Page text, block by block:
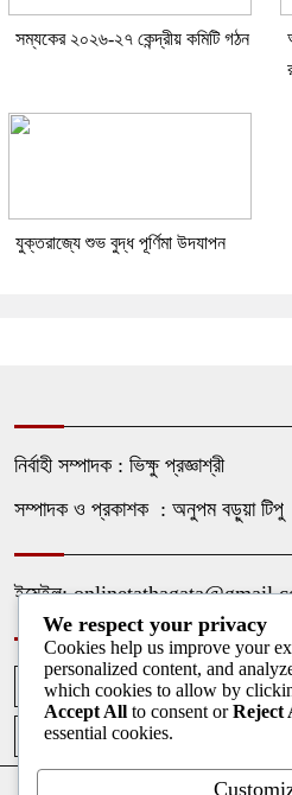
সম্যকের ২০২৬-২৭ কেন্দ্রীয় কমিটি গঠন
যুক্তরাজ্যে শুভ বুদ্ধ পূর্ণিমা উদযাপন
নির্বাহী সম্পাদক : ভিক্ষু প্রজ্ঞাশ্রী
সম্পাদক ও প্রকাশক : অনুপম বড়ুয়া টিপু
ইমেইল:
আপলোডকারী আমাদের কথা
ভিডিও গ্যালারী
We respect your privacy
Cookies help us improve your
personalized content, and
which cookies to allow by
Accept All to consent orReject
essential cookies.